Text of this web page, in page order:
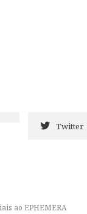
Twitter
ao EPHEMERA